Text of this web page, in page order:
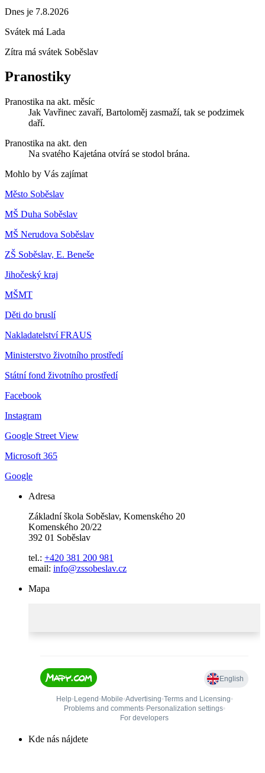
Dnes je 7.8.2026
Svátek má Lada
Zítra má svátek Soběslav
Pranostiky
Pranostika na akt. měsíc
Jak Vavřinec zavaří, Bartoloměj zasmaží, tak se podzimek
daří.
Pranostika na akt. den
Na svatého Kajetána otvírá se stodol brána.
Mohlo by Vás zajímat
Město Soběslav
MŠ Duha Soběslav
MŠ Nerudova Soběslav
ZŠ Soběslav, E. Beneše
Jihočeský kraj
MŠMT
Děti do bruslí
Nakladatelství FRAUS
Ministerstvo životního prostředí
Státní fond životního prostředí
Facebook
Instagram
Google Street View
Microsoft 365
Google
Adresa
Základní škola Soběslav, Komenského 20
Komenského 20/22
392 01 Soběslav
tel.: +420 381 200 981
email: info@zssobeslav.cz
Mapa
Kde nás nájdete